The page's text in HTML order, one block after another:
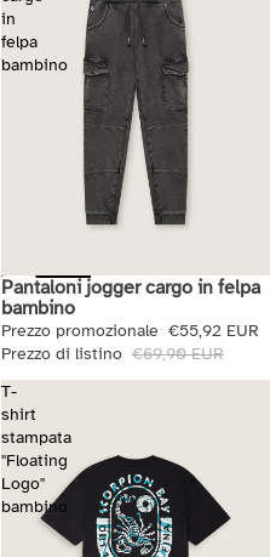
in
felpa
bambino
Saldi
Pantaloni jogger cargo in felpa
bambino
Prezzo promozionale €55,92 EUR
Prezzo di listino €69,90 EUR
T-
shirt
stampata
"Floating
Logo"
bambino